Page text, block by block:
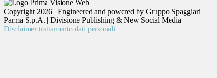
Copyright 2026 | Engineered and powered by Gruppo Spaggiari
Parma S.p.A. | Divisione Publishing & New Social Media
Disclaimer trattamento dati personali